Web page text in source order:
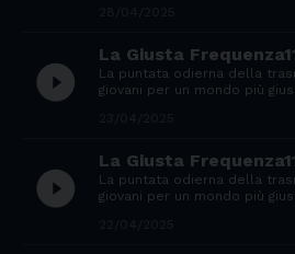
play_circle_filled
La Giusta
La puntata odierna della
giovani per un mondo più
play_circle_filled
La Giusta
La puntata odierna della
giovani per un mondo più